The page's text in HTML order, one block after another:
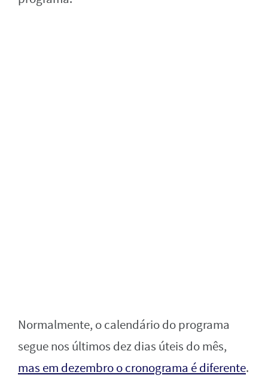
Normalmente, o calendário do programa
segue nos últimos dez dias úteis do mês,
mas em dezembro o cronograma é diferente.